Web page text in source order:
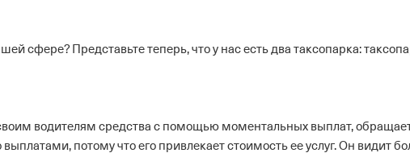
сфере? Представьте теперь, что у нас есть два таксопарка:
водителям средства с помощью моментальных выплат,
потому что его привлекает стоимость ее услуг. Он видит